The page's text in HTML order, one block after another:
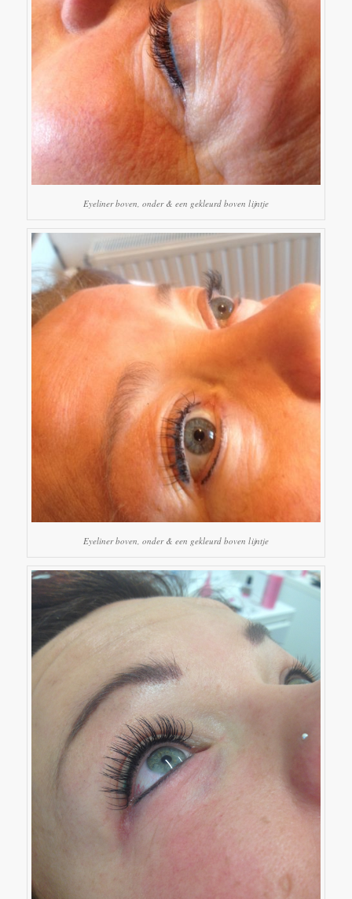
Eyeliner boven, onder & een gekleurd boven lijntje
Eyeliner boven, onder & een gekleurd boven lijntje